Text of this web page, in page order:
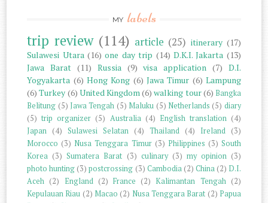
MY labels
trip review (114) article (25) itinerary (17)
Sulawesi Utara (16) one day trip (14) D.K.I. Jakarta (13)
Jawa Barat (11) Russia (9) visa application (7) D.I.
Yogyakarta (6) Hong Kong (6) Jawa Timur (6) Lampung
(6) Turkey (6) United Kingdom(6) walking tour(6) Bangka
Belitung (5) Jawa Tengah (5) Maluku (5) Netherlands (5) diary
(5) trip organizer (5) Australia (4) English translation (4)
Japan (4) Sulawesi Selatan (4) Thailand (4) Ireland (3)
Morocco (3) Nusa Tenggara Timur (3) Philippines (3) South
Korea (3) Sumatera Barat (3) culinary (3) my opinion (3)
photo hunting (3) postcrossing (3) Cambodia (2) China (2) D.I.
Aceh (2) England (2) France (2) Kalimantan Tengah (2)
Kepulauan Riau (2) Macao (2) Nusa Tenggara Barat (2) Papua